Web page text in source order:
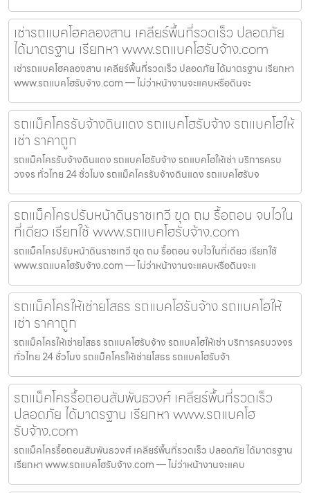
เช่ารถแบคโฮคลองสาน เคลียร์พื้นที่รวดเร็ว ปลอดภัย
ได้มาตรฐาน เรียกหา www.รถแบคโฮรับจ้าง.com
เช่ารถแบคโฮคลองสาน เคลียร์พื้นที่รวดเร็ว ปลอดภัย ได้มาตรฐาน เรียกหา
www.รถแบคโฮรับจ้าง.com — ไม่ว่าหน้างานจะแคบหรือดินจะ
รถแม็คโครรับจ้างดินแดง รถแบคโฮรับจ้าง รถแบคโฮให้
เช่า ราคาถูก
รถแม็คโครรับจ้างดินแดง รถแบคโฮรับจ้าง รถแบคโฮให้เช่า บริการครบ
วงจร ทั่วไทย 24 ชั่วโมง รถแม็คโครรับจ้างดินแดง รถแบคโฮรับจ
รถแม็คโครปรับหน้าดินราชเทวี ขุด ถม รื้อถอน จบไวใน
ที่เดียว เรียกใช้ www.รถแบคโฮรับจ้าง.com
รถแม็คโครปรับหน้าดินราชเทวี ขุด ถม รื้อถอน จบไวในที่เดียว เรียกใช้
www.รถแบคโฮรับจ้าง.com — ไม่ว่าหน้างานจะแคบหรือดินจะแ
รถแม็คโครให้เช่ายโสธร รถแบคโฮรับจ้าง รถแบคโฮให้
เช่า ราคาถูก
รถแม็คโครให้เช่ายโสธร รถแบคโฮรับจ้าง รถแบคโฮให้เช่า บริการครบวงจร
ทั่วไทย 24 ชั่วโมง รถแม็คโครให้เช่ายโสธร รถแบคโฮรับจ้า
รถแม็คโครรื้อถอนสัมพันธวงศ์ เคลียร์พื้นที่รวดเร็ว
ปลอดภัย ได้มาตรฐาน เรียกหา www.รถแบคโฮ
รับจ้าง.com
รถแม็คโครรื้อถอนสัมพันธวงศ์ เคลียร์พื้นที่รวดเร็ว ปลอดภัย ได้มาตรฐาน
เรียกหา www.รถแบคโฮรับจ้าง.com — ไม่ว่าหน้างานจะแคบ